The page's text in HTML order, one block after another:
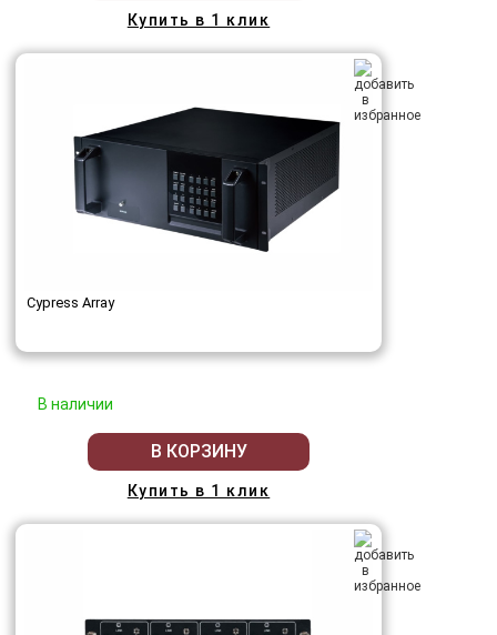
Купить в 1 клик
Cypress Array
В наличии
В КОРЗИНУ
Купить в 1 клик